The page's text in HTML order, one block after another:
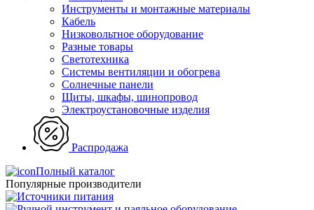
Инструменты и монтажные материалы
Кабель
Низковольтное оборудование
Разные товары
Светотехника
Системы вентиляции и обогрева
Солнечные панели
Щиты, шкафы, шинопровод
Электроустановочные изделия
Распродажа
Полный каталог
Популярные производители